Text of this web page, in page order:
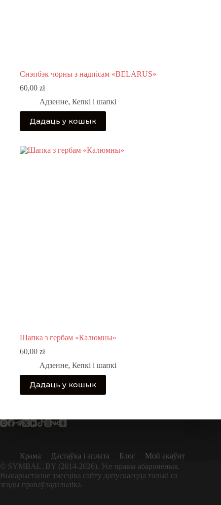
Снэпбэк чорны з надпісам «BELARUS»
60,00 zł
Адзенне, Кепкі і шапкі
Дадаць у кошык
Шапка з гербам «Калюмны»
60,00 zł
Адзенне, Кепкі і шапкі
Дадаць у кошык
Крама Дастаўка і аплата Блог
Мой акаўнт
© SYMBAL․BY (2014-2026). Усе правы абароненыя.
Выкарыстанне змесціва сайту дапускаецца толькі са
згоды праваўладальніка.